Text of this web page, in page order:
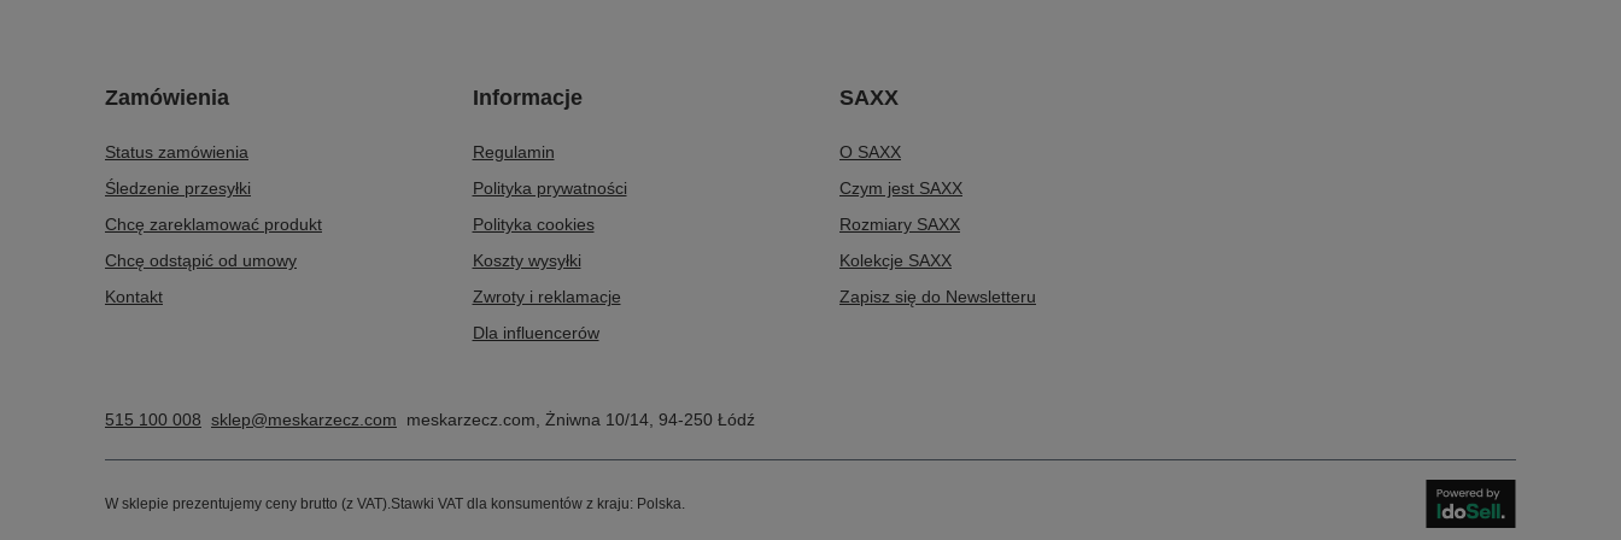
Zamówienia
Status zamówienia
Śledzenie przesyłki
Chcę zareklamować produkt
Chcę odstąpić od umowy
Kontakt
Informacje
Regulamin
Polityka prywatności
Polityka cookies
Koszty wysyłki
Zwroty i reklamacje
Dla influencerów
SAXX
O SAXX
Czym jest SAXX
Rozmiary SAXX
Kolekcje SAXX
Zapisz się do Newsletteru
515 100 008 sklep@meskarzecz.com meskarzecz.com Żniwna 10/14 94-250 Łódź
W sklepie prezentujemy ceny brutto (z VAT). Stawki VAT dla konsumentów z kraju: Polska